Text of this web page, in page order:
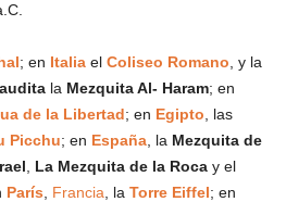
; en Italia el Coliseo Romano , y la
la Mezquita Al- Haram; en
de la Libertad; en Egipto , las
Picchu; en España , la Mezquita de
La Mezquita de la Roca y el
París Francia , la Torre Eiffel; en